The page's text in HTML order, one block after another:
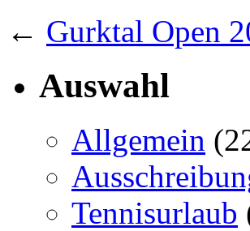
← Gurktal Open
Auswahl
Allgemein
Tennisurlaub